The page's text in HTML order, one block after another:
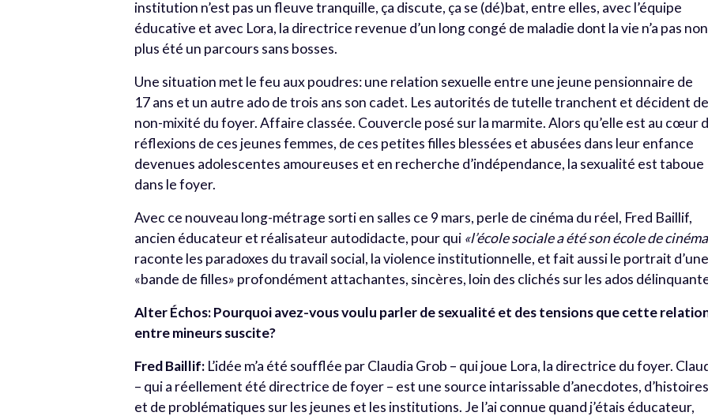
institution n’est pas un fleuve tranquille, ça discute, ça se (dé)bat, entre elles, avec l’équipe
éducative et avec Lora, la directrice revenue d’un long congé de maladie dont la vie n’a pas non
plus été un parcours sans bosses.
Une situation met le feu aux poudres: une relation sexuelle entre une jeune pensionnaire de
17 ans et un autre ado de trois ans son cadet. Les autorités de tutelle tranchent et décident
non-mixité du foyer. Affaire classée. Couvercle posé sur la marmite. Alors qu’elle est au cœur
réflexions de ces jeunes femmes, de ces petites filles blessées et abusées dans leur enfance
devenues adolescentes amoureuses et en recherche d’indépendance, la sexualité est taboue
dans le foyer.
Avec ce nouveau long-métrage sorti en salles ce 9 mars, perle de cinéma du réel, Fred Baillif,
ancien éducateur et réalisateur autodidacte, pour qui «l’école sociale a été son école de
raconte les paradoxes du travail social, la violence institutionnelle, et fait aussi le portrait d’une
«bande de filles» profondément attachantes, sincères, loin des clichés sur les ados
Alter Échos: Pourquoi avez-vous voulu parler de sexualité et des tensions que cette
entre mineurs suscite?
Fred Baillif: L’idée m’a été soufflée par Claudia Grob – qui joue Lora, la directrice du foyer.
– qui a réellement été directrice de foyer – est une source intarissable d’anecdotes, d’histoires
et de problématiques sur les jeunes et les institutions. Je l’ai connue quand j’étais éducateur,